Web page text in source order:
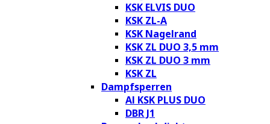
KSK ELVIS DUO
KSK ZL-A
KSK Nagelrand
KSK ZL DUO 3,5 mm
KSK ZL DUO 3 mm
KSK ZL
Dampfsperren
Al KSK PLUS DUO
DBR J1